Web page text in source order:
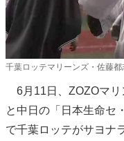
千葉ロッテマリーンズ・佐藤
6月11日、ZOZOマリ
と中日の「日本生命セ
で千葉ロッテがサヨナ